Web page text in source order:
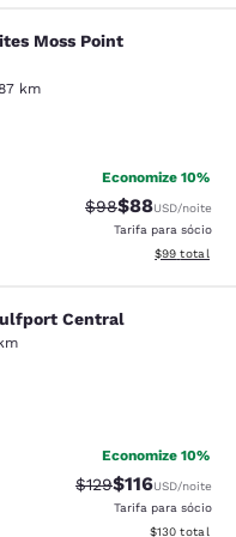
Moss Point
Moss Point
km
Muito bom. 1133
Economize 10%
Tarifa anterior
$98Tarifa com
$88USD/noite
Tarifa para sócio
Exibir
$99 total
Central
Central
Muito bom. 2689
Economize 10%
Tarifa anterior
$129Tarifa com
$116USD/noite
Tarifa para sócio
Exibir
$130 total